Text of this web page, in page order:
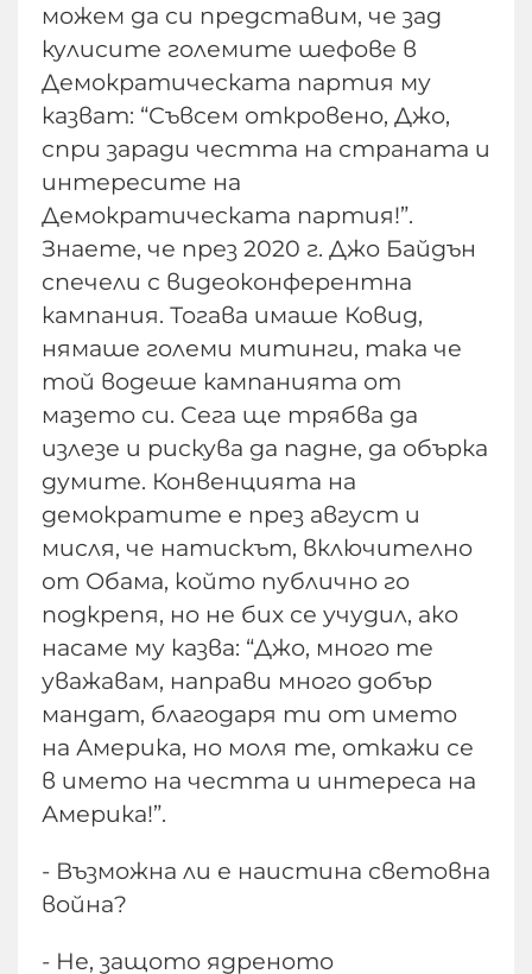
можем да си представим, че зад
кулисите големите шефове в
Демократическата партия му
казват: “Съвсем откровено, Джо,
спри заради честта на страната и
интересите на
Демократическата партия!”.
Знаете, че през 2020 г. Джо Байдън
спечели с видеоконферентна
кампания. Тогава имаше Ковид,
нямаше големи митинги, така че
той водеше кампанията от
мазето си. Сега ще трябва да
излезе и рискува да падне, да обърка
думите. Конвенцията на
демократите е през август и
мисля, че натискът, включително
от Обама, който публично го
подкрепя, но не бих се учудил, ако
насаме му казва: “Джо, много те
уважавам, направи много добър
мандат, благодаря ти от името
на Америка, но моля те, откажи се
в името на честта и интереса на
Америка!”.
- Възможна ли е наистина световна
война?
- Не, защото ядреното